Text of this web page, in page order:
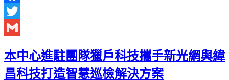
Facebook
Twitter
本中心進駐團隊獵戶科技攜手新光網與緯
昌科技打造智慧巡檢解決方案